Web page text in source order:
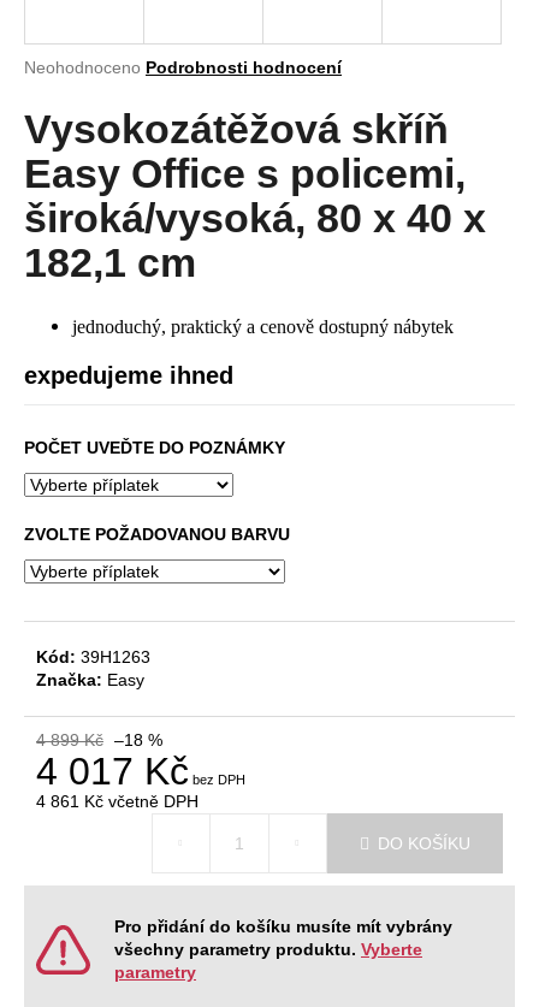
Průměrné
produktu
je
0,0
5
hvězdiček.
Neohodnoceno Podrobnosti hodnocení
Vysokozátěžová skříň
Easy Office s policemi,
široká/vysoká, 80 x 40 x
182,1 cm
jednoduchý, praktický a cenově dostupný nábytek
expedujeme ihned
POČET UVEĎTE DO POZNÁMKY
ZVOLTE POŽADOVANOU BARVU
Kód: 39H1263
Značka: Easy
4 899 Kč –18 %
4 017 Kč
4 861 Kč včetně DPH
DO KOŠÍKU
Pro přidání do košíku musíte mít vybrány
všechny parametry produktu. Vyberte
parametry
j
t
?
HLEDAT
D
p
r
č
u
e
m
NÁBYTKOVÁ
SESTAVA
NEVADA
306
Kč